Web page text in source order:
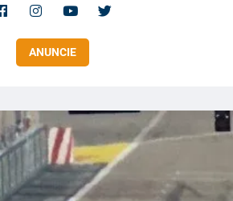
ANUNCIE